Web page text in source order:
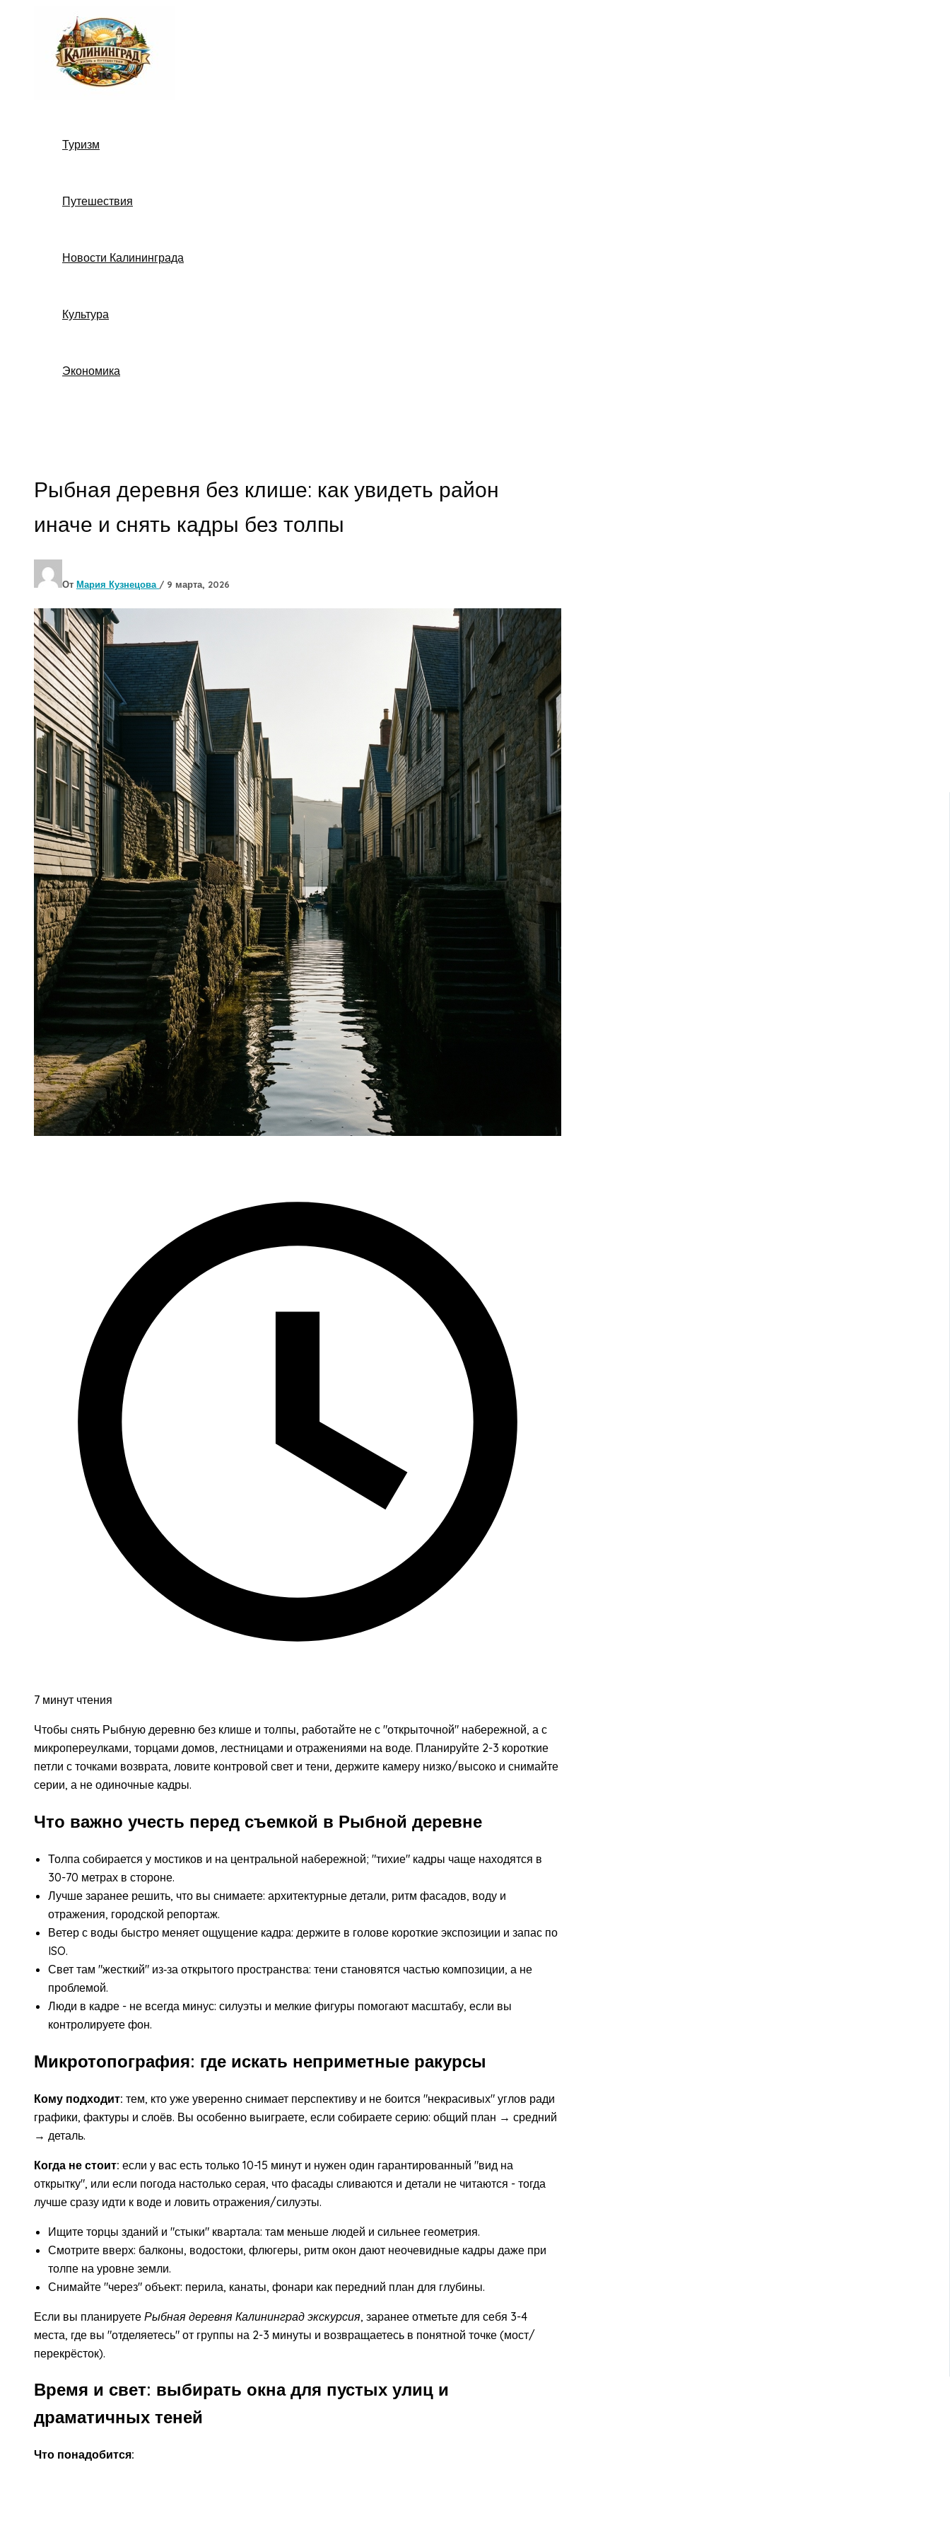
содержимому
Туризм
Путешествия
Новости Калининграда
Культура
Экономика
Рыбная деревня без клише: как увидеть район
иначе и снять кадры без толпы
От Мария Кузнецова / 9 марта, 2026
7 минут чтения
Чтобы снять Рыбную деревню без клише и толпы, работайте не с "открыточной" набережной, а с
микропереулками, торцами домов, лестницами и отражениями на воде. Планируйте 2-3 короткие
петли с точками возврата, ловите контровой свет и тени, держите камеру низко/высоко и снимайте
серии, а не одиночные кадры.
Что важно учесть перед съемкой в Рыбной деревне
Толпа собирается у мостиков и на центральной набережной; "тихие" кадры чаще находятся в
30-70 метрах в стороне.
Лучше заранее решить, что вы снимаете: архитектурные детали, ритм фасадов, воду и
отражения, городской репортаж.
Ветер с воды быстро меняет ощущение кадра: держите в голове короткие экспозиции и запас по
ISO.
Свет там "жесткий" из‑за открытого пространства: тени становятся частью композиции, а не
проблемой.
Люди в кадре - не всегда минус: силуэты и мелкие фигуры помогают масштабу, если вы
контролируете фон.
Микротопография: где искать неприметные ракурсы
Кому подходит: тем, кто уже уверенно снимает перспективу и не боится "некрасивых" углов ради
графики, фактуры и слоёв. Вы особенно выиграете, если собираете серию: общий план → средний
→ деталь.
Когда не стоит: если у вас есть только 10-15 минут и нужен один гарантированный "вид на
открытку", или если погода настолько серая, что фасады сливаются и детали не читаются - тогда
лучше сразу идти к воде и ловить отражения/силуэты.
Ищите торцы зданий и "стыки" квартала: там меньше людей и сильнее геометрия.
Смотрите вверх: балконы, водостоки, флюгеры, ритм окон дают неочевидные кадры даже при
толпе на уровне земли.
Снимайте "через" объект: перила, канаты, фонари как передний план для глубины.
Если вы планируете Рыбная деревня Калининград экскурсия, заранее отметьте для себя 3-4
места, где вы "отделяетесь" от группы на 2-3 минуты и возвращаетесь в понятной точке (мост/
перекрёсток).
Время и свет: выбирать окна для пустых улиц и
драматичных теней
Что понадобится: